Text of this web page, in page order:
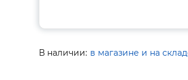
В наличии: в магазине и на